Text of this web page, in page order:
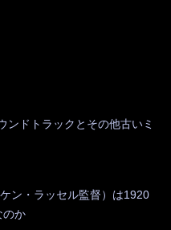
ンドトラックとその他古いミ
ン・ラッセル監督）は1920
のか